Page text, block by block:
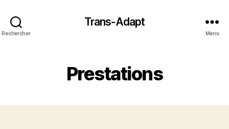
Rechercher
Trans-Adapt
Menu
Prestations